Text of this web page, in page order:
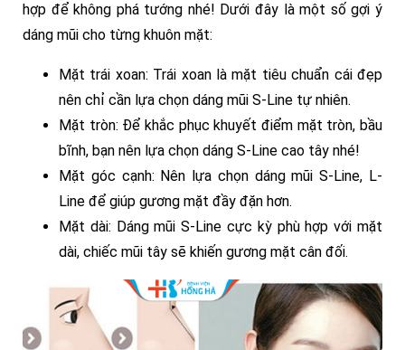
hợp để không phá tướng nhé! Dưới đây là một số gợi ý
dáng mũi cho từng khuôn mặt:
Mặt trái xoan: Trái xoan là mặt tiêu chuẩn cái đẹp
nên chỉ cần lựa chọn dáng mũi S-Line tự nhiên.
Mặt tròn: Để khắc phục khuyết điểm mặt tròn, bầu
bĩnh, bạn nên lựa chọn dáng S-Line cao tây nhé!
Mặt góc cạnh: Nên lựa chọn dáng mũi S-Line, L-
Line để giúp gương mặt đầy đặn hơn.
Mặt dài: Dáng mũi S-Line cực kỳ phù hợp với mặt
dài, chiếc mũi tây sẽ khiến gương mặt cân đối.